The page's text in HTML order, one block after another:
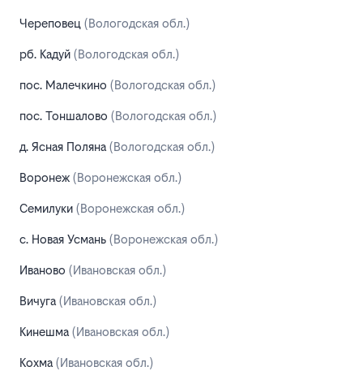
Череповец (Вологодская обл.)
рб. Кадуй (Вологодская обл.)
пос. Малечкино (Вологодская обл.)
пос. Тоншалово (Вологодская обл.)
д. Ясная Поляна (Вологодская обл.)
Воронеж (Воронежская обл.)
Семилуки (Воронежская обл.)
с. Новая Усмань (Воронежская обл.)
Иваново (Ивановская обл.)
Вичуга (Ивановская обл.)
Кинешма (Ивановская обл.)
Кохма (Ивановская обл.)